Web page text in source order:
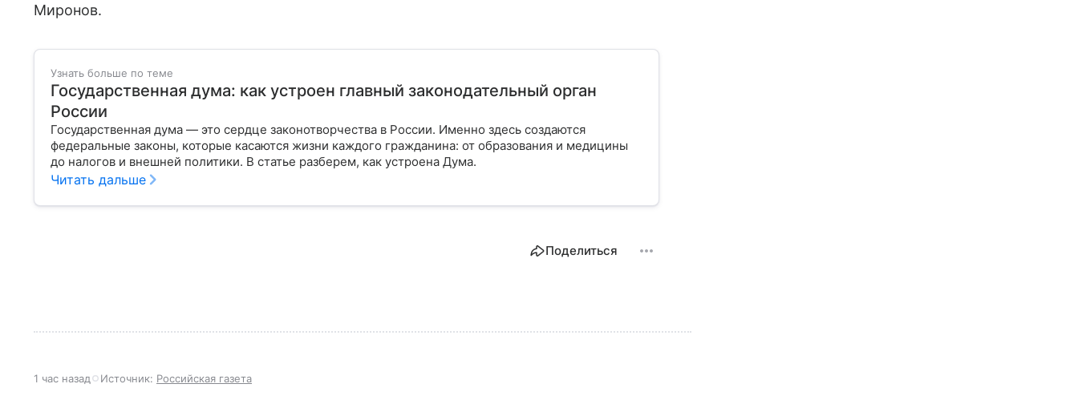
Миронов.
Узнать больше по теме
Государственная дума: как устроен главный законодательный орган
России
Государственная дума — это сердце законотворчества в России. Именно здесь создаются
федеральные законы, которые касаются жизни каждого гражданина: от образования и медицины
до налогов и внешней политики. В статье разберем, как устроена Дума.
Читать дальше
Поделиться
1 час назад Источник: Российская газета